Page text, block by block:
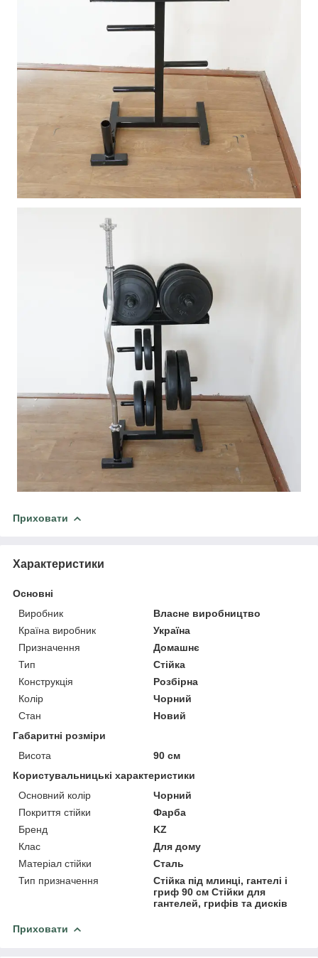
Приховати
Характеристики
Основні
Виробник
Власне виробництво
Країна виробник
Україна
Призначення
Домашнє
Тип
Стійка
Конструкція
Розбірна
Колір
Чорний
Стан
Новий
Габаритні розміри
Висота
90 см
Користувальницькі характеристики
Основний колір
Чорний
Покриття стійки
Фарба
Бренд
KZ
Клас
Для дому
Матеріал стійки
Сталь
Тип призначення
Стійка під млинці, гантелі і
гриф 90 см Стійки для
гантелей, грифів та дисків
Приховати